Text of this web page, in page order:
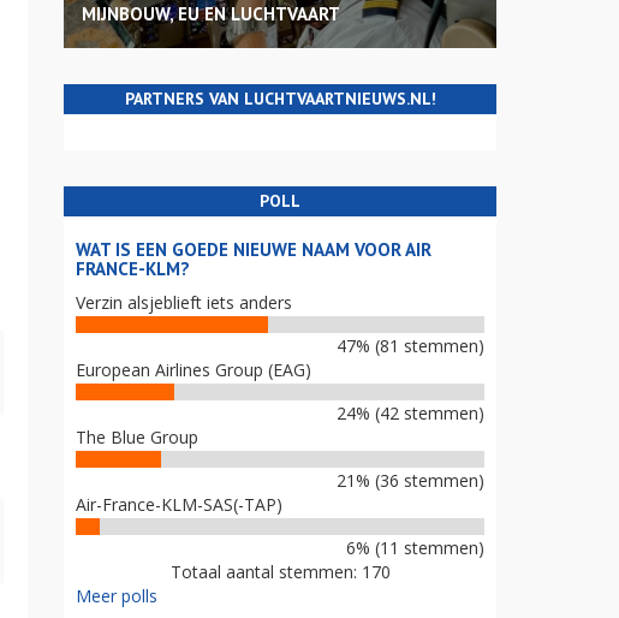
MIJNBOUW, EU EN LUCHTVAART
PARTNERS VAN LUCHTVAARTNIEUWS.NL!
POLL
WAT IS EEN GOEDE NIEUWE NAAM VOOR AIR
FRANCE-KLM?
Verzin alsjeblieft iets anders
47% (81 stemmen)
European Airlines Group (EAG)
24% (42 stemmen)
The Blue Group
21% (36 stemmen)
Air-France-KLM-SAS(-TAP)
6% (11 stemmen)
Totaal aantal stemmen: 170
Meer polls